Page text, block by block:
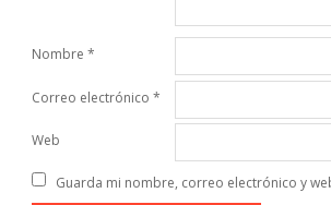
Nombre *
Correo electrónico *
Web
Guarda mi nombre, correo electrónico y